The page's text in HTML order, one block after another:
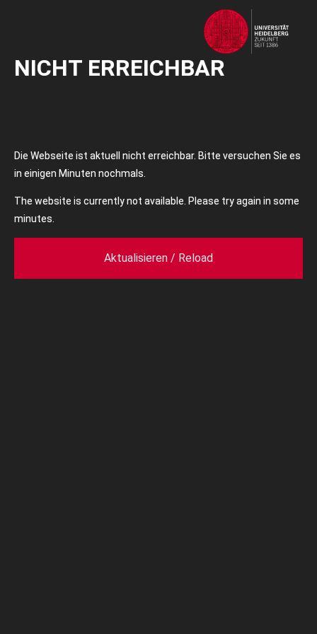
NICHT ERREICHBAR
Die Webseite ist aktuell nicht erreichbar. Bitte versuchen Sie es
in einigen Minuten nochmals.
The website is currently not available. Please try again in some
minutes.
Aktualisieren / Reload